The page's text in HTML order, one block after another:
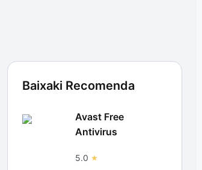
Baixaki Recomenda
Avast Free
Antivirus
5.0